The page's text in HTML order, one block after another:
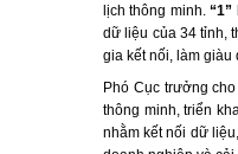
lịch thông minh.“1”
dữ liệu của 34 tỉnh,
gia kết nối, làm giàu
Phó Cục trưởng
thông minh, triển
nhằm kết nối dữ